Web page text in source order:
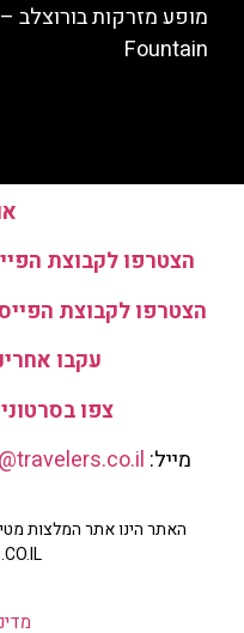
Fountain
הצטרפו לקבוצת
הצטרפו לקבוצת
עקבו
צפו
מייל:
האתר הינו אתר המלצות